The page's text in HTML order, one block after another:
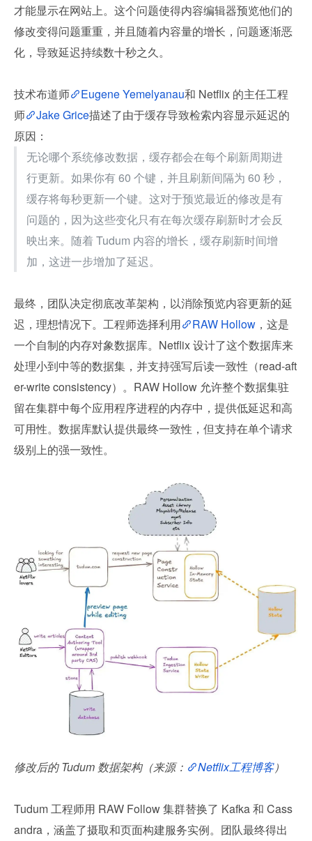
才能显示在网站上。这个问题使得内容编辑器预览他们的
修改变得问题重重，并且随着内容量的增长，问题逐渐恶
化，导致延迟持续数十秒之久。
技术布道师 Eugene Yemelyanau和 Netflix 的主任工程
师
Jake Grice描述了由于缓存导致检索内容显示延迟的
原因：
无论哪个系统修改数据，缓存都会在每个刷新周期进
行更新。如果你有 60 个键，并且刷新间隔为 60 秒，
缓存将每秒更新一个键。这对于预览最近的修改是有
问题的，因为这些变化只有在每次缓存刷新时才会反
映出来。随着 Tudum 内容的增长，缓存刷新时间增
加，这进一步增加了延迟。
最终，团队决定彻底改革架构，以消除预览内容更新的延
迟，理想情况下。工程师选择利用
RAW Hollow ，这是
一个自制的内存对象数据库。Netflix 设计了这个数据库来
处理小到中等的数据集，并支持强写后读一致性（read-aft
er-write consistency）。RAW Hollow 允许整个数据集驻
留在集群中每个应用程序进程的内存中，提供低延迟和高
可用性。数据库默认提供最终一致性，但支持在单个请求
级别上的强一致性。
修改后的 Tudum 数据架构（来源： Netflix工程博客）
Tudum 工程师用 RAW Follow 集群替换了 Kafka 和 Cass
andra，涵盖了摄取和页面构建服务实例。团队最终得出